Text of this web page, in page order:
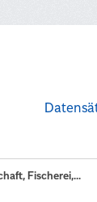
Fischerei,...